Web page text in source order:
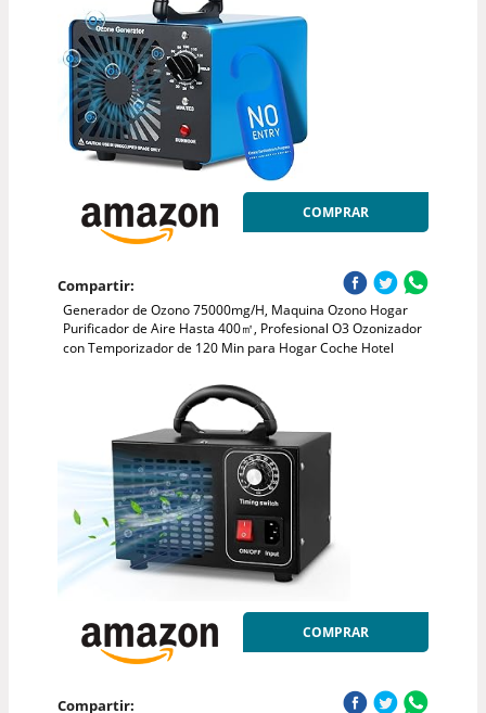
COMPRAR
Compartir:
Generador de Ozono 75000mg/H, Maquina Ozono Hogar
Purificador de Aire Hasta 400㎡, Profesional O3 Ozonizador
con Temporizador de 120 Min para Hogar Coche Hotel
COMPRAR
Compartir: